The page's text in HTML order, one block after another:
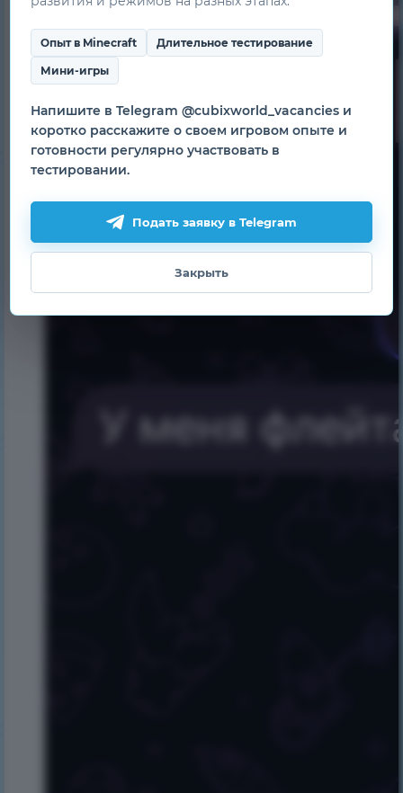
Опыт в Minecraft Длительное тестирование
Мини-игры
Напишите в Telegram @cubixworld_vacancies и
коротко расскажите о своем игровом опыте и
готовности регулярно участвовать в
тестировании.
Подать заявку в Telegram
Закрыть